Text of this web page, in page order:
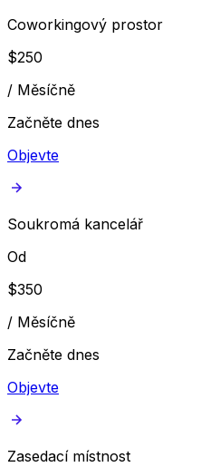
Coworkingový prostor
$250
/ Měsíčně
Začněte dnes
Objevte
Soukromá kancelář
Od
$350
/ Měsíčně
Začněte dnes
Objevte
Zasedací místnost